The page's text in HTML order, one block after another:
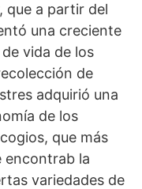
que a partir del
una creciente
vida de los
de
adquirió una
de los
que más
encontrab la
variedades de